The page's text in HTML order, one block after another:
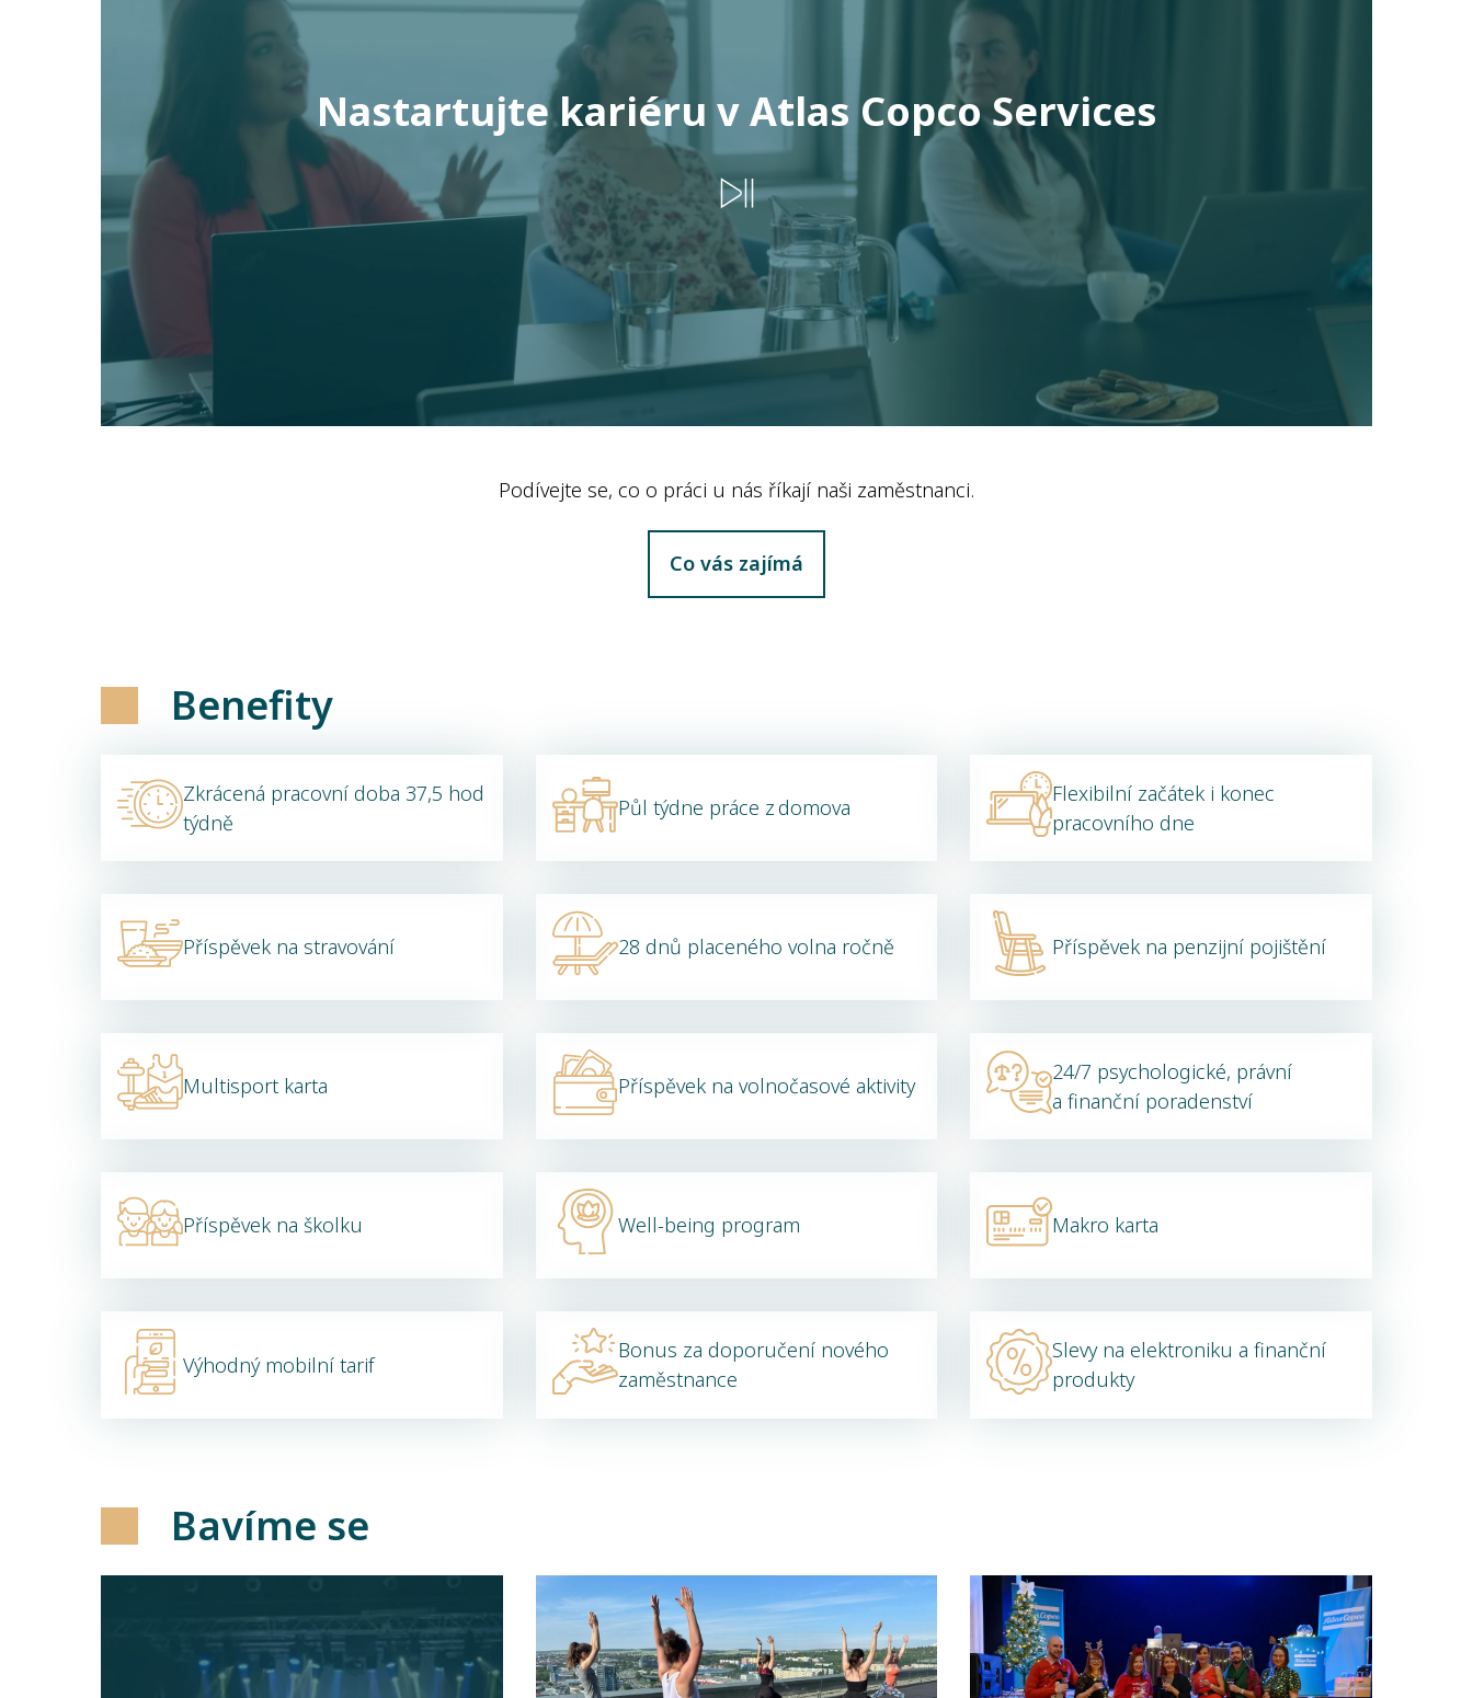
Nastartujte kariéru v Atlas Copco Services
Podívejte se, co o práci u nás říkají naši zaměstnanci.
Co vás zajímá
Benefity
Zkrácená pracovní doba 37,5 hod
týdně
Půl týdne práce z domova
Flexibilní začátek i konec
pracovního dne
Příspěvek na stravování 28 dnů placeného volna ročně Příspěvek na penzijní pojištění
Multisport karta Příspěvek na volnočasové aktivity
24/7 psychologické, právní
a finanční poradenství
Příspěvek na školku Well-being program Makro karta
Výhodný mobilní tarif
Bonus za doporučení nového
zaměstnance
Slevy na elektroniku a finanční
produkty
Bavíme se